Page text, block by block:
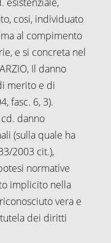
cosi, individuato
al compimento
e si concreta nel
Il danno
merito e di
fasc. 6, 3).
danno
(sulla quale ha
2003 cit.),
normative
implicito nella
vera e
dei diritti